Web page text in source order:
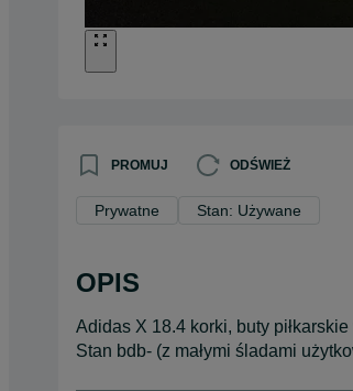
PROMUJ ODŚWIEŻ
Prywatne Stan: Używane
OPIS
Adidas X 18.4 korki, buty
Stan bdb- (z małymi śladami